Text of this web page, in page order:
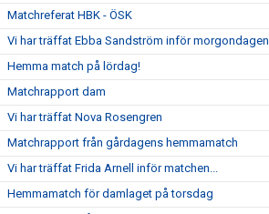
Matchreferat HBK - ÖSK
Vi har träffat Ebba Sandström inför morgondagen
Hemma match på lördag!
Matchrapport dam
Vi har träffat Nova Rosengren
Matchrapport från gårdagens hemmamatch
Vi har träffat Frida Arnell inför matchen...
Hemmamatch för damlaget på torsdag